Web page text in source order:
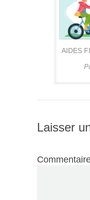
AIDES
Laisser